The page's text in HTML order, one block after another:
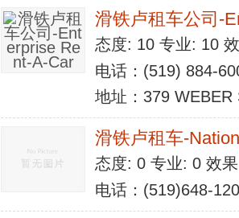
滑铁卢租车公司-
态度: 10 专业: 10
电话：(519) 884-
地址：379 WEBER
滑铁卢租车-
态度: 0 专业: 0 效
电话：(519)648-